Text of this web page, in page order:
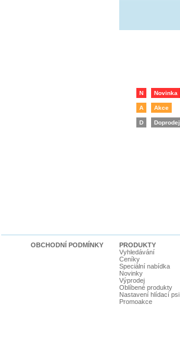
N Novinka
A Akce
D Doprodej
OBCHODNÍ PODMÍNKY
PRODUKTY
Vyhledávání
Ceníky
Speciální nabídka
Novinky
Výprodej
Oblíbené produkty
Nastavení hlídací psi
Promoakce